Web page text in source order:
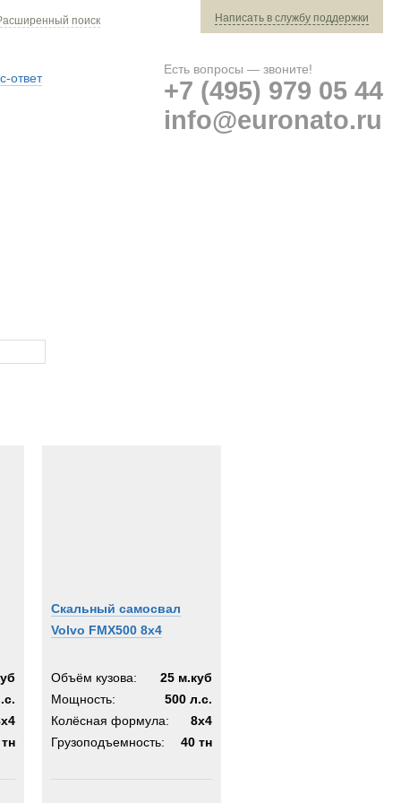
поиск Написать в службу поддержки
ответ
Есть вопросы — звоните!
+7 (495) 979 05 44
info@euronato.ru
Скальный самосвал
Volvo FMX500 8x4
Объём кузова:
25 м.куб
Мощность:
500 л.с.
Колёсная формула:
8x4
Грузоподъемность:
40 тн